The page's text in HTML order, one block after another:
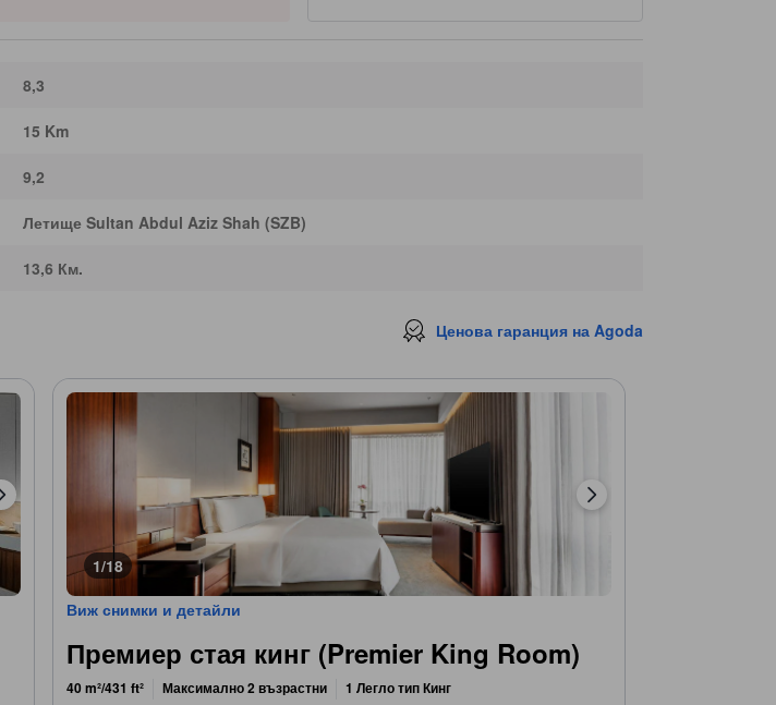
8,3
15 Km
9,2
Летище Sultan Abdul Aziz Shah (SZB)
13,6 Км.
Ценова гаранция на Agoda
1/18
Виж снимки и детайли
Премиер стая кинг (Premier King Room)
40 m²/431 ft² Максимално 2 възрастни 1 Легло тип Кинг